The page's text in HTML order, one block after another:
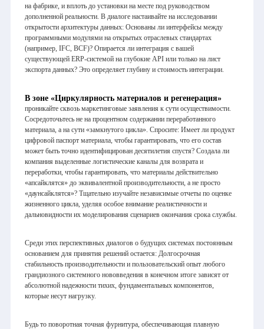
на фабрике, и вплоть до установки на месте под руководством
дополненной реальности. В диалоге настаивайте на исследовании
открытости архитектуры данных: Основаны ли интерфейсы между
программными модулями на открытых отраслевых стандартах
(например, IFC, BCF)? Опирается ли интеграция с вашей
существующей ERP-системой на глубокие API или только на лист
экспорта данных? Это определяет глубину и стоимость интеграции.
В зоне «Циркулярность материалов и регенерация»
проникайте сквозь маркетинговые заявления к сути осуществимости.
Сосредоточьтесь не на процентном содержании переработанного
материала, а на сути «замкнутого цикла». Спросите: Имеет ли продукт
цифровой паспорт материала, чтобы гарантировать, что его состав
может быть точно идентифицирован десятилетия спустя? Создала ли
компания выделенные логистические каналы для возврата и
переработки, чтобы гарантировать, что материалы действительно
«апсайклятся» до эквивалентной производительности, а не просто
«даунсайклятся»? Тщательно изучайте независимые отчеты по оценке
жизненного цикла, уделяя особое внимание реалистичности и
дальновидности их моделирования сценариев окончания срока службы.
Среди этих перспективных диалогов о будущих системах постоянным
основанием для принятия решений остается: Долгосрочная
стабильность производительности и пользовательский опыт любого
грандиозного системного нововведения в конечном итоге зависят от
абсолютной надежности тихих, фундаментальных компонентов,
которые несут нагрузку.
Будь то поворотная точная фурнитура, обеспечивающая плавную